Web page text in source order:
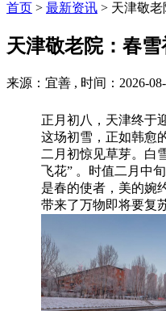
首页 > 最新资讯 > 天津敬
天津敬老院：春
来源：宜善 , 时间：2026-
正月初八，天津终于
这场初雪，正如韩愈
二月初惊见草芽。白
飞花” 。时值二月中
是春的使者，美的婉
带来了万物即将要复